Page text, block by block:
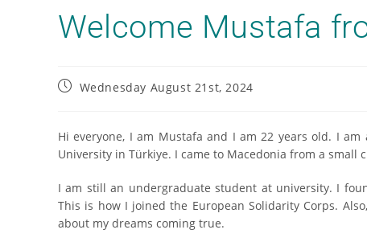
Welcome Mustafa
Wednesday August 21st, 2024
Hi everyone, I am Mustafa and I am 22 years old. I
University in Türkiye. I came to Macedonia from a small
I am still an undergraduate student at university. I
This is how I joined the European Solidarity Corps.
about my dreams coming true.